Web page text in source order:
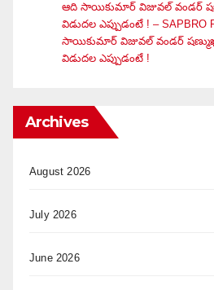
ఆది సాయికుమార్ విజువ‌ల్ వండ‌ర్
విడుదల ఎప్పుడంటే ! – SAPBRO
సాయికుమార్ విజువ‌ల్ వండ‌ర్
విడుదల ఎప్పుడంటే !
Archives
August 2026
July 2026
June 2026